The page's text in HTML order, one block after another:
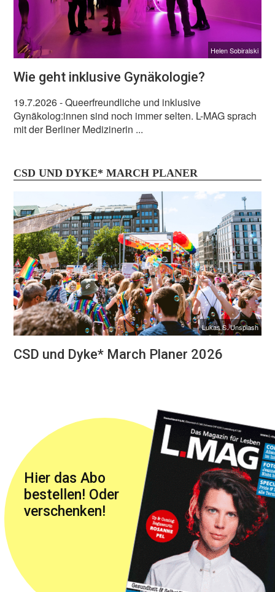
Helen Sobiralski
Wie geht inklusive Gynäkologie?
19.7.2026- Queerfreundliche und inklusive
Gynäkolog:innen sind noch immer selten. L-MAG sprach
mit der Berliner Medizinerin ...
CSD UND DYKE* MARCH PLANER
Lukas S./Unsplash
CSD und Dyke* March Planer 2026
Hier das Abo
bestellen! Oder
verschenken!